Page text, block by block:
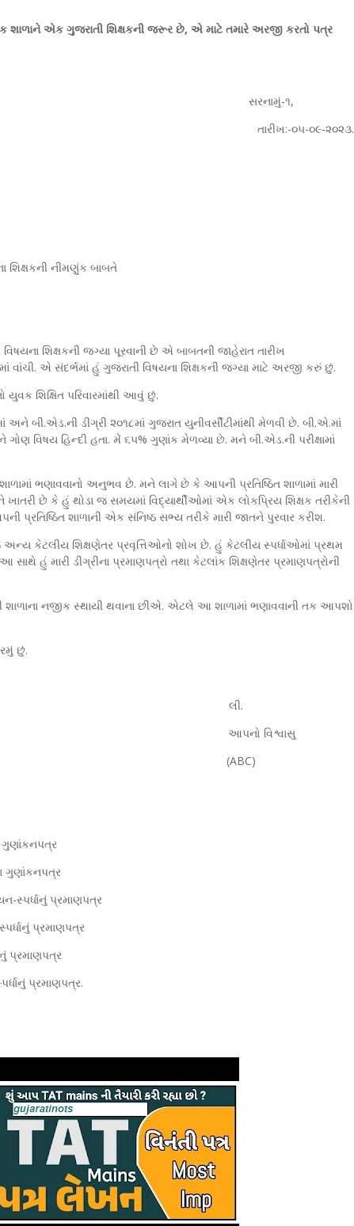
શાળાને એક ગુજરાતી શિક્ષકની જરૂર છે, એ માટે તમારે અરજી કરતો પત્ર
સરનામું-૧,
તારીખ:-૦૫-૦૯-૨૦૨૩.
શિક્ષકની નીમણુંક બાબતે
શિક્ષકની જગ્યા પૂરવાની છે એ બાબતની જાહેરાત તારીખ
વાંચી. એ સંદર્ભમાં હું ગુજરાતી વિષયના શિક્ષકની જગ્યા માટે અરજી કરું છું.
યુવક શિક્ષિત પરિવારમાંથી આવું છું.
અને બી.એડ.ની ડીગ્રી ૨૦૧૮માં ગુજરાત યુનીવર્સીટીમાંથી મેળવી છે. બી.એ.માં
વિષય હિન્દી હતા. મેં ૬૫% ગુણાંક મેળવ્યા છે. મને બી.એડ.ની પરીક્ષામાં
ભણાવવાનો અનુભવ છે. મને લાગે છે કે આપની પ્રતિષ્ઠિત શાળામાં મારી
છે કે હું થોડા જ સમયમાં વિદ્યાર્થીઓમાં એક લોકપ્રિય શિક્ષક તરીકેની
પ્રતિષ્ઠિત શાળાની એક સંનિષ્ઠ સભ્ય તરીકે મારી જાતને પુરવાર કરીશ.
અન્ય કેટલીય શિક્ષણેતર પ્રવૃત્તિઓનો શોખ છે. હું કેટલીય સ્પર્ધાઓમાં પ્રથમ
હું મારી ડીગ્રીના પ્રમાણપત્રો તથા કેટલાંક શિક્ષણેતર પ્રમાણપત્રોની
નજીક સ્થાયી થવાના છીએ. એટલે આ શાળામાં ભણાવવાની તક આપશો
છું.
લી.
વિશ્વાસુ
(ABC)
ગુણાંકનપત્ર
ગુણાંકનપત્ર
સ્પર્ધાનું પ્રમાણપત્ર
પ્રમાણપત્ર
પ્રમાણપત્ર
પ્રમાણપત્ર.